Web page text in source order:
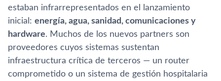
estaban infrarrepresentados en el lanzamiento
inicial: energía, agua, sanidad, comunicaciones y
hardware. Muchos de los nuevos partners son
proveedores cuyos sistemas sustentan
infraestructura crítica de terceros — un router
comprometido o un sistema de gestión hospitalaria